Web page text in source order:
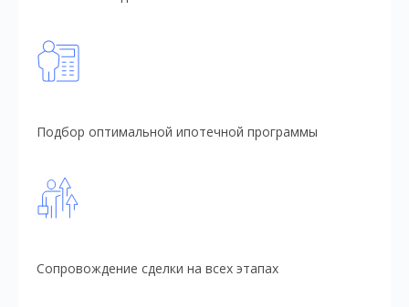
Подбор оптимальной ипотечной программы
Сопровождение сделки на всех этапах